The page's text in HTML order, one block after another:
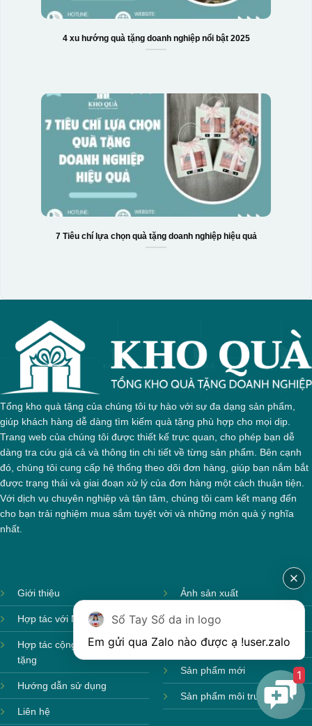
4 xu hướng quà tặng doanh nghiệp nổi bật 2025
7 Tiêu chí lựa chọn quà tặng doanh nghiệp hiệu quả
Tổng kho quà tặng của chúng tôi tự hào với sự đa dạng sản phẩm,
giúp khách hàng dễ dàng tìm kiếm quà tặng phù hợp cho mọi dịp.
Trang web của chúng tôi được thiết kế trực quan, cho phép bạn dễ
dàng tra cứu giá cả và thông tin chi tiết về từng sản phẩm. Bên cạnh
đó, chúng tôi cung cấp hệ thống theo dõi đơn hàng, giúp bạn nắm bắt
được trạng thái và giai đoạn xử lý của đơn hàng một cách thuận tiện.
Với dịch vụ chuyên nghiệp và tận tâm, chúng tôi cam kết mang đến
cho bạn trải nghiệm mua sắm tuyệt vời và những món quà ý nghĩa
nhất.
Giới thiệu
Hợp tác với Nhà cung cấp
Hợp tác cộng tác viên quà
tặng
Hướng dẫn sử dụng
Liên hệ
Ảnh sản xuất
Sản phẩm theo mùa
Sản phẩm sẵn hàng
Sản phẩm mới
Sản phẩm môi trường
Sổ Tay Sổ da in logo
Em gửi qua Zalo nào được ạ !user.zalo
1